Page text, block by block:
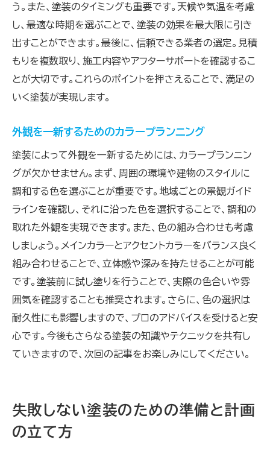
う。また、塗装のタイミングも重要です。天候や気温を考慮
し、最適な時期を選ぶことで、塗装の効果を最大限に引き
出すことができます。最後に、信頼できる業者の選定。見積
もりを複数取り、施工内容やアフターサポートを確認するこ
とが大切です。これらのポイントを押さえることで、満足の
いく塗装が実現します。
外観を一新するためのカラープランニング
塗装によって外観を一新するためには、カラープランニン
グが欠かせません。まず、周囲の環境や建物のスタイルに
調和する色を選ぶことが重要です。地域ごとの景観ガイド
ラインを確認し、それに沿った色を選択することで、調和の
取れた外観を実現できます。また、色の組み合わせも考慮
しましょう。メインカラーとアクセントカラーをバランス良く
組み合わせることで、立体感や深みを持たせることが可能
です。塗装前に試し塗りを行うことで、実際の色合いや雰
囲気を確認することも推奨されます。さらに、色の選択は
耐久性にも影響しますので、プロのアドバイスを受けると安
心です。今後もさらなる塗装の知識やテクニックを共有し
ていきますので、次回の記事をお楽しみにしてください。
失敗しない塗装のための準備と計画
の立て方